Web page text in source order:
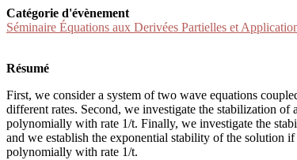
Catégorie d'évènement
Séminaire Équations aux Derivées Partielles et
Résumé
First, we consider a system of two wave equations
different rates. Second, we investigate the stabilization
polynomially with rate 1/t. Finally, we investigate the
and we establish the exponential stability of the solution
polynomially with rate 1/t.